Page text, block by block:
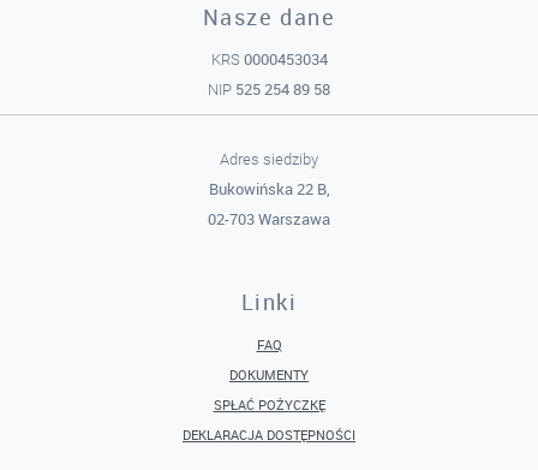
Nasze dane
KRS 0000453034
NIP 525 254 89 58
Adres siedziby
Bukowińska 22 B,
02-703 Warszawa
Linki
FAQ
DOKUMENTY
SPŁAĆ POŻYCZKĘ
DEKLARACJA DOSTĘPNOŚCI